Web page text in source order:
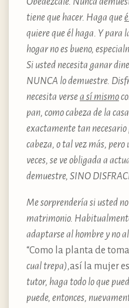
tiene que hacer. Haga que
quiere que él haga. Y para
hogar no es bueno,
Si usted necesita ganar
NUNCA lo demuestre.
necesita versea sí mismo
pan, como cabeza de la
exactamente tan
cabeza, o tal vez más, pero
veces, se ve obligada a
demuestre, SINO
Me sorprendería si usted
matrimonio.
adaptarse al hombre y no
“Como la planta de
cual trepa),así la mujer
tutor, haga todo lo que
puede, entonces,